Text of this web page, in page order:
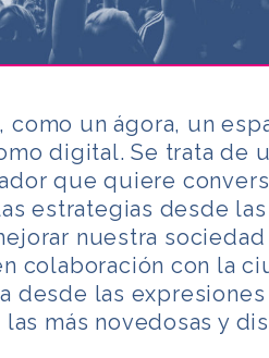
, como un ágora, un
digital. Se trata de
que quiere
estrategias desde
nuestra
colaboración con la
desde las
más novedosas y